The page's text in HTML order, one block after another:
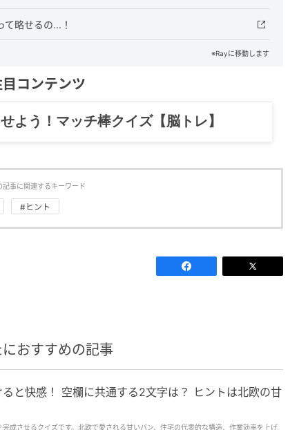
略せるの...！
※Rayに移動します
コンテンツ
よう！マッチ棒クイズ【脳トレ】
記事に関連するキーワード
#ヒント
おすすめの記事
ると快感！ 空欄に共通する2文字は？ ヒントは北欧の甘
成させるクイズです。北欧で愛される甘いパン、住宅の代表的な構造、作業効率を上げ